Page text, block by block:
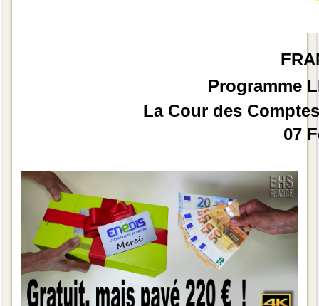
Programme
La Cour des
07